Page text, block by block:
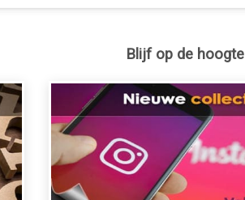
Blijf op de hoogte